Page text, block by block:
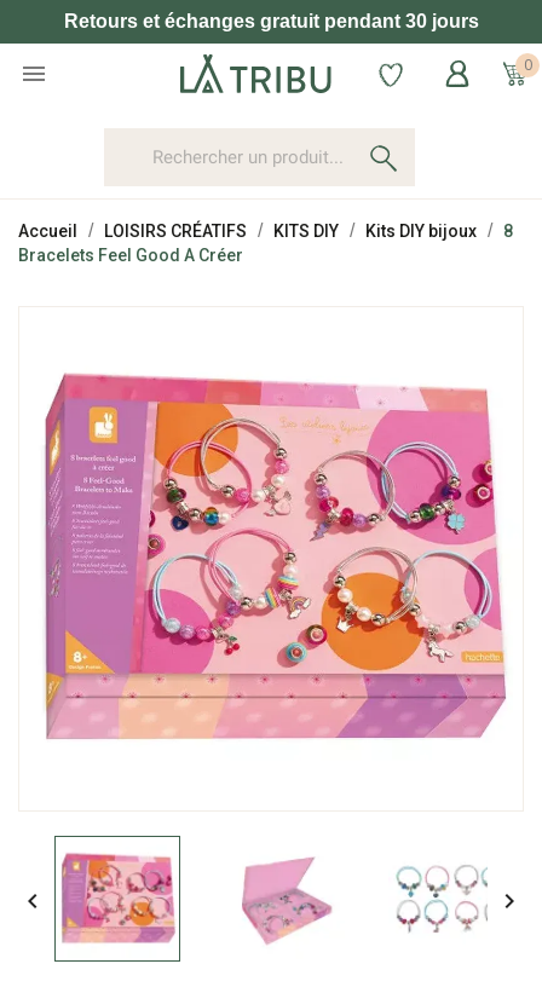
Retours et échanges gratuit pendant 30 jours
 0
Accueil LOISIRS CRÉATIFS KITS DIY Kits DIY bijoux
8
Bracelets Feel Good A Créer
 